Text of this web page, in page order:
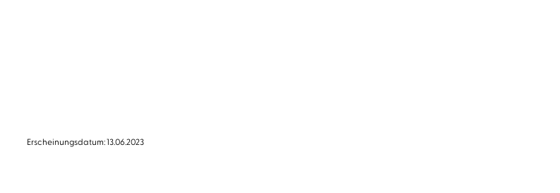
Erscheinungsdatum: 13.06.2023